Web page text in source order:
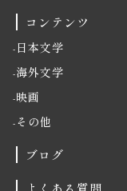
コンテンツ
日本文学
海外文学
映画
その他
ブログ